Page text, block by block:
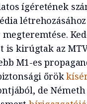
ígéretének
létrehozásához
is kirúgtak az
M1-es
őrök
de